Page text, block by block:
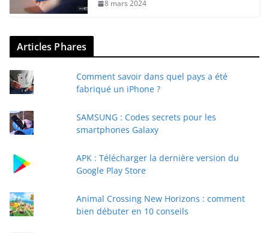
8 mars 2024
Articles Phares
Comment savoir dans quel pays a été
fabriqué un iPhone ?
SAMSUNG : Codes secrets pour les
smartphones Galaxy
APK : Télécharger la dernière version du
Google Play Store
Animal Crossing New Horizons : comment
bien débuter en 10 conseils